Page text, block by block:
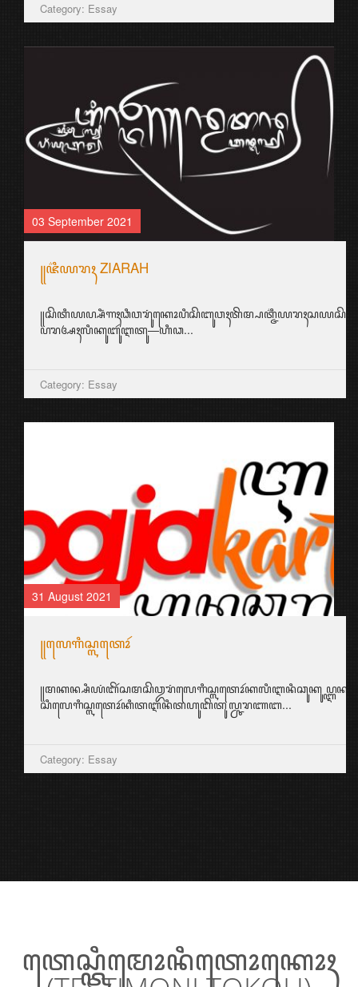
Category: Essay
03 September 2021
꧋ꦗ꦳ꦶꦪꦫꦃ ZIARAH
ꦥꦫꦄꦃꦭꦶꦏꦸꦧꦸꦂꦆꦠꦸ—ꦲꦶꦣ...
Category: Essay
31 August 2021
꧋ꦭꦺꦒꦶꦱ꧀ꦭꦠꦺꦴꦂ
ꦱꦶꦭꦺꦒꦶꦱ꧀ꦭꦠꦺꦴꦂꦏꦶꦠꦆꦤꦶꦠꦲꦸꦧꦼꦠꦸꦭ꧀ꦕꦫꦚꦧ...
Category: Essay
ꦠꦺꦱ꧀ꦠꦶꦩꦺꦴꦤꦶꦠꦺꦴꦏꦺꦴꦃ